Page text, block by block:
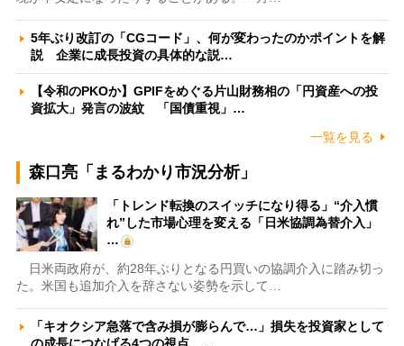
5年ぶり改訂の「CGコード」、何が変わったのかポイントを解
説 企業に成長投資の具体的な説…
【令和のPKOか】GPIFをめぐる片山財務相の「円資産への投
資拡大」発言の波紋 「国債重視」…
一覧を見る
森口亮「まるわかり市況分析」
「トレンド転換のスイッチになり得る」“介入慣
れ”した市場心理を変える「日米協調為替介入」
…
日米両政府が、約28年ぶりとなる円買いの協調介入に踏み切っ
た。米国も追加介入を辞さない姿勢を示して…
「キオクシア急落で含み損が膨らんで…」損失を投資家として